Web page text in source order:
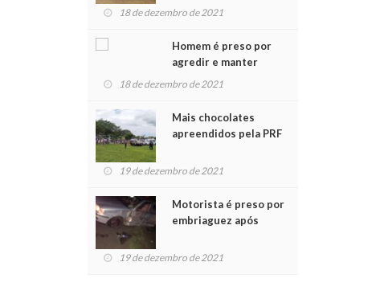
para crianças na
18 de dezembro de 2021
Homem é preso por
agredir e manter
mulher em cárcere
18 de dezembro de 2021
Mais chocolates
apreendidos pela PRF
crianças no Natal
19 de dezembro de 2021
Motorista é preso por
embriaguez após
feridos
19 de dezembro de 2021